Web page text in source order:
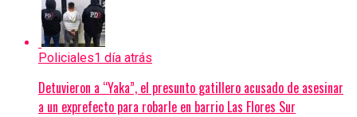
Policiales1 día atrás
Detuvieron a “Yaka”, el presunto gatillero acusado de asesinar
a un exprefecto para robarle en barrio Las Flores Sur